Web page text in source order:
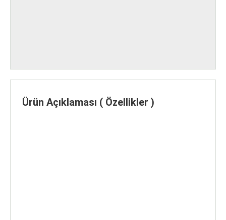
Ürün Açıklaması ( Özellikler )